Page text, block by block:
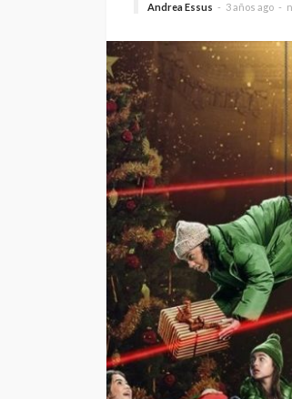
Andrea Essus 3 años ago
años
Andrea Essus